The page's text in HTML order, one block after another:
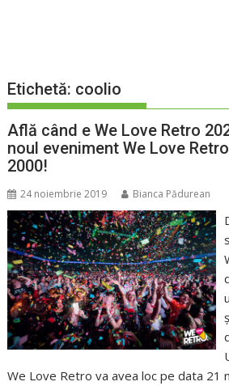
Etichetă: coolio
Află când e We Love Retro
noul eveniment We Love
2000!
24 noiembrie 2019 Bianca Pădurean
We Love Retro va avea loc pe data 21